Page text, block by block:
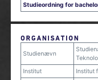
Studieordning for
ORGANISATION
Studienævn
Institut
Institut